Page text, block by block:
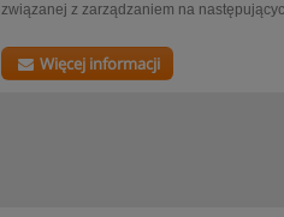
związanej z zarządzaniem na
Więcej informacji